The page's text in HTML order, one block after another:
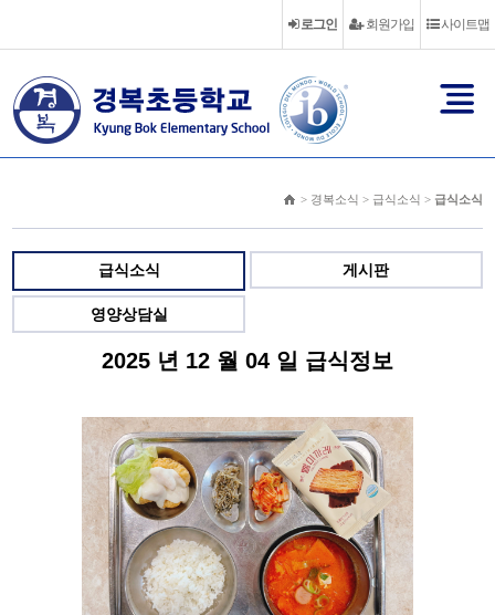
사이트맵
회원가입
로그인
> 경복소식 > 급식소식 > 급식소식
급식소식 게시판
영양상담실
2025 년 12 월 04 일 급식정보